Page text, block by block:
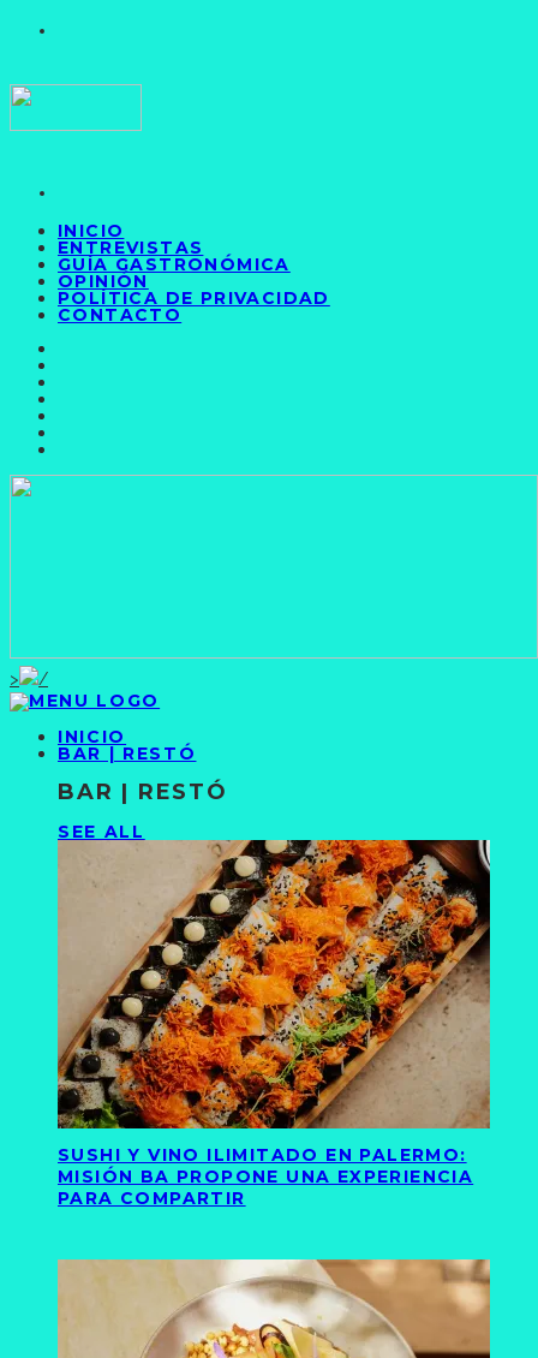
INICIO
ENTREVISTAS
GUÍA GASTRONÓMICA
OPINIÓN
POLÍTICA DE PRIVACIDAD
CONTACTO
>
INICIO
BAR | RESTÓ
BAR | RESTÓ
SEE ALL
SUSHI Y VINO ILIMITADO EN PALERMO:
MISIÓN BA PROPONE UNA EXPERIENCIA
PARA COMPARTIR